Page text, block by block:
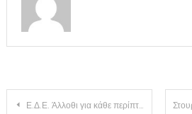
Πλοήγηση
Ε.Δ.Ε. Άλλοθι για κάθε περίπτωση(ΒΙΝΤΕΟ)